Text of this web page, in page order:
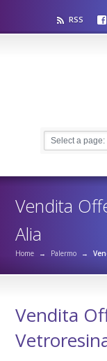
RSS
Vendita
Alia
Home → Palermo →
Vendita